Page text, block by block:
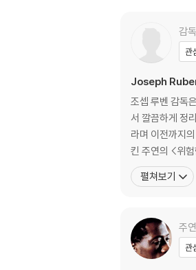
감독
관
Joseph
조셉 루벤 감독
서 깔끔하게 정
라며 이전까지
킨 주연의 <위
펼쳐보기
주연
관